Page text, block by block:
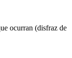
ocurran (disfraz de